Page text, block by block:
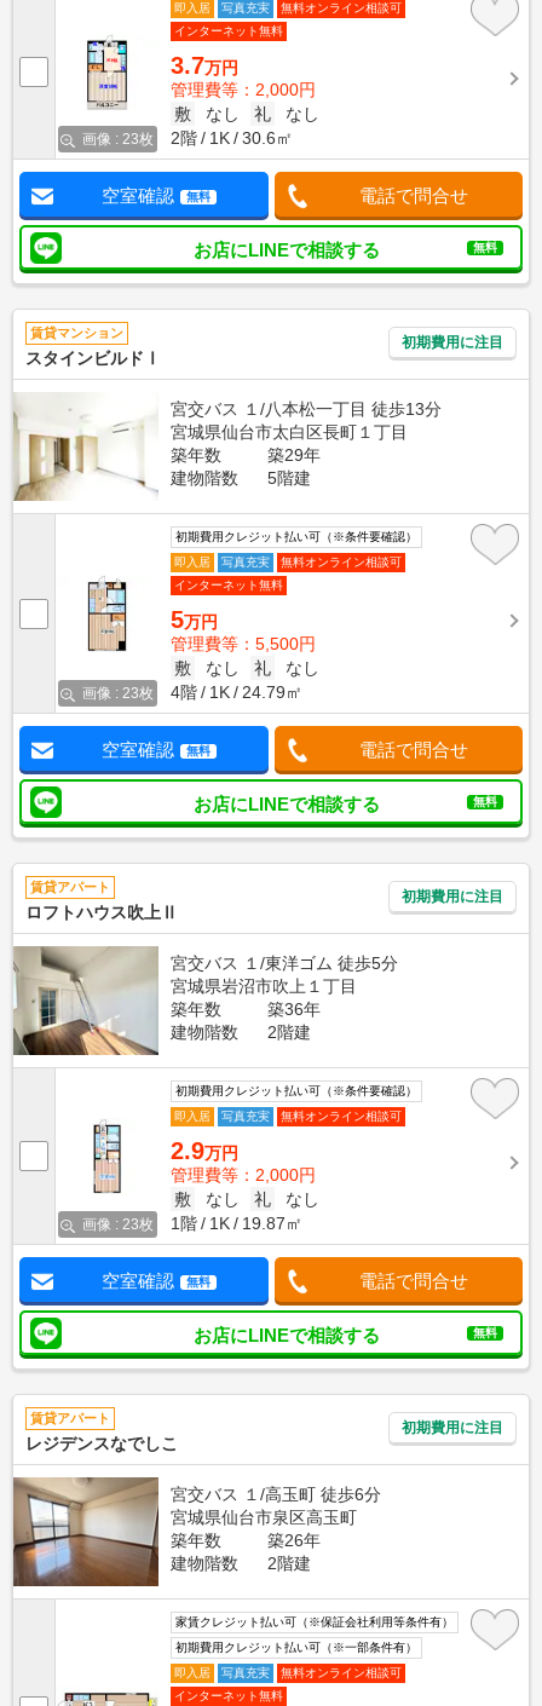
画像 : 23枚
即入居 写真充実
無料オンライン相談可
インターネット無料
3.7万円
管理費等：2,000円
敷
なし 礼
なし
2階
1K 30.6㎡
空室確認 無料 電話で問合せ
お店にLINEで相談する 無料
賃貸マンション
スタインビルドⅠ
初期費用に注目
宮交バス １/八本松一丁目 徒歩13分
宮城県仙台市太白区長町１丁目
築年数
築29年
建物階数
5階建
画像 : 23枚
初期費用クレジット払い可（※条件要確認）
即入居
写真充実
無料オンライン相談可
インターネット無料
5万円
管理費等：5,500円
敷
なし 礼
なし
4階
1K 24.79㎡
空室確認 無料 電話で問合せ
お店にLINEで相談する 無料
賃貸アパート
ロフトハウス吹上Ⅱ
初期費用に注目
宮交バス １/東洋ゴム 徒歩5分
宮城県岩沼市吹上１丁目
築年数
築36年
建物階数
2階建
画像 : 23枚
初期費用クレジット払い可（※条件要確認）
即入居
写真充実 無料オンライン相談可
2.9万円
管理費等：2,000円
敷
なし 礼
なし
1階
1K 19.87㎡
空室確認 無料 電話で問合せ
お店にLINEで相談する 無料
賃貸アパート
レジデンスなでしこ
初期費用に注目
宮交バス １/高玉町 徒歩6分
宮城県仙台市泉区高玉町
築年数
築26年
建物階数
2階建
家賃クレジット払い可（※保証会社利用等条件有）
初期費用クレジット払い可（※一部条件有）
即入居
写真充実
無料オンライン相談可
インターネット無料